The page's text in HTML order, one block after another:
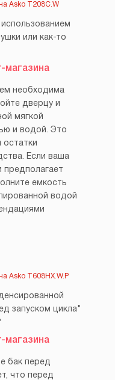
Asko T208C.W
или как-то
магазина
необходима
дверцу и
мягкой
и водой. Это
Если ваша
предполагает
емкость
водой
Asko T608HX.W.P
запуском цикла"
магазина
бак перед
что перед